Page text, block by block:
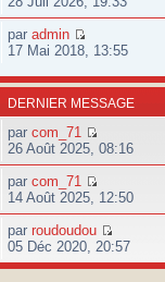
paradmin
17 Mai 2018, 13:55
DERNIER MESSAGE
parcom_71
26 Août 2025, 08:16
parcom_71
14 Août 2025, 12:50
parroudoudou
05 Déc 2020, 20:57